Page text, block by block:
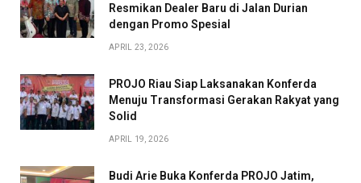
Resmikan Dealer Baru di Jalan Durian
dengan Promo Spesial
APRIL 23, 2026
PROJO Riau Siap Laksanakan Konferda
Menuju Transformasi Gerakan Rakyat yang
Solid
APRIL 19, 2026
Budi Arie Buka Konferda PROJO Jatim,